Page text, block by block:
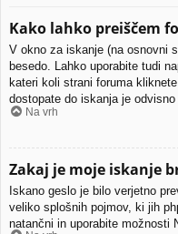
Kako lahko preiščem
V okno za iskanje (na osnovni
besedo. Lahko uporabite tudi
kateri koli strani foruma
dostopate do iskanja je
Na vrh
Zakaj je moje iskanje
Iskano geslo je bilo verjetno
veliko splošnih pojmov, ki jih
natančni in uporabite možnosti